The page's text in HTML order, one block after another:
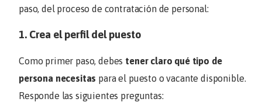
paso, del proceso de contratación de personal:
1. Crea el perfil del puesto
Como primer paso, debes tener claro qué tipo de
persona necesitas para el puesto o vacante disponible.
Responde las siguientes preguntas: